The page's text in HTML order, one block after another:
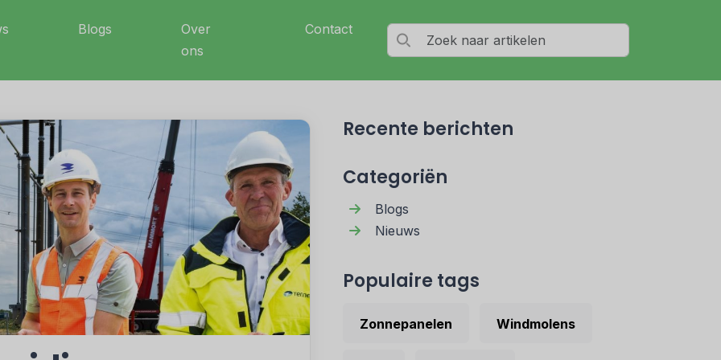
Blogs
Over
ons
Contact
Recente berichten
Categoriën
Blogs
Nieuws
Populaire tags
Zonnepanelen Windmolens